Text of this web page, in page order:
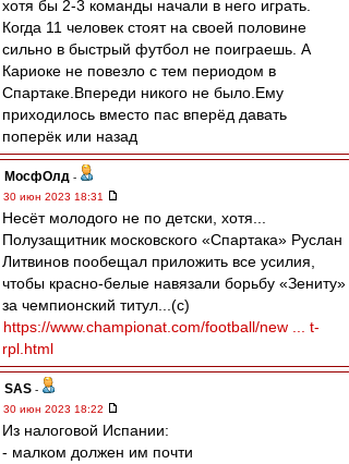
хотя бы 2-3 команды начали в него играть.
Когда 11 человек стоят на своей половине
сильно в быстрый футбол не поиграешь. А
Кариоке не повезло с тем периодом в
Спартаке.Впереди никого не было.Ему
приходилось вместо пас вперёд давать
поперёк или назад
МосфОлд -
30 июн 2023 18:31
Несёт молодого не по детски, хотя...
Полузащитник московского «Спартака» Руслан
Литвинов пообещал приложить все усилия,
чтобы красно-белые навязали борьбу «Зениту»
за чемпионский титул...(с)
https://www.championat.com/football/new ... t-
rpl.html
SAS -
30 июн 2023 18:22
Из налоговой Испании:
- малком должен им почти